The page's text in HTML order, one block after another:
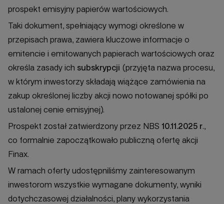
prospekt emisyjny papierów wartościowych.
Taki dokument, spełniający wymogi określone w
przepisach prawa, zawiera kluczowe informacje o
emitencie i emitowanych papierach wartościowych oraz
określa zasady ich subskrypcji (przyjęta nazwa procesu,
w którym inwestorzy składają wiążące zamówienia na
zakup określonej liczby akcji nowo notowanej spółki po
ustalonej cenie emisyjnej).
Prospekt został zatwierdzony przez NBS 10.11.2025 r.,
co formalnie zapoczątkowało publiczną ofertę akcji
Finax.
W ramach oferty udostępniliśmy zainteresowanym
inwestorom wszystkie wymagane dokumenty, wyniki
dotychczasowej działalności, plany wykorzystania